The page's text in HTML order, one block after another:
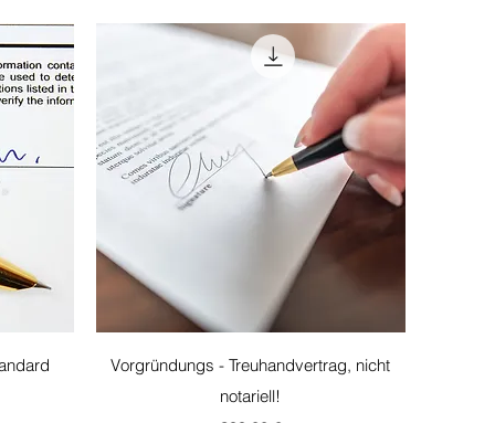
Γρήγορη προβολή
Vorgründungs - Treuhandvertrag, nicht
notariell!